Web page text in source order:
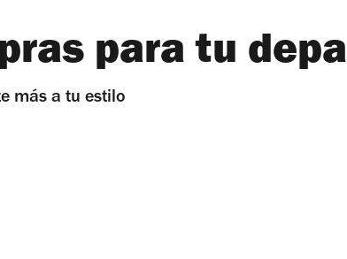
para tu depa
más a tu estilo